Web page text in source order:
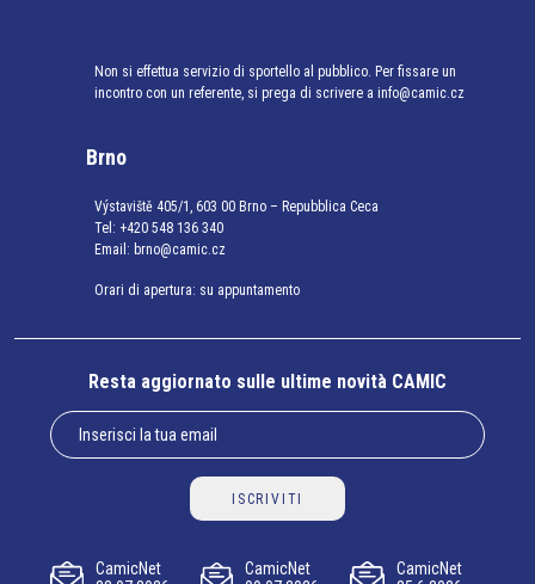
Non si effettua servizio di sportello al pubblico. Per fissare un
incontro con un referente, si prega di scrivere a info@camic.cz
Brno
Výstaviště 405/1, 603 00 Brno – Repubblica Ceca
Tel: +420 548 136 340
Email: brno@camic.cz
Orari di apertura: su appuntamento
Resta aggiornato sulle ultime novità CAMIC
ISCRIVITI
CamicNet
CamicNet
CamicNet